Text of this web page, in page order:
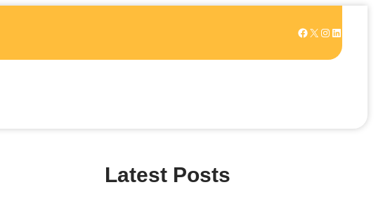
Facebook X Instagram LinkedIn
Latest Posts